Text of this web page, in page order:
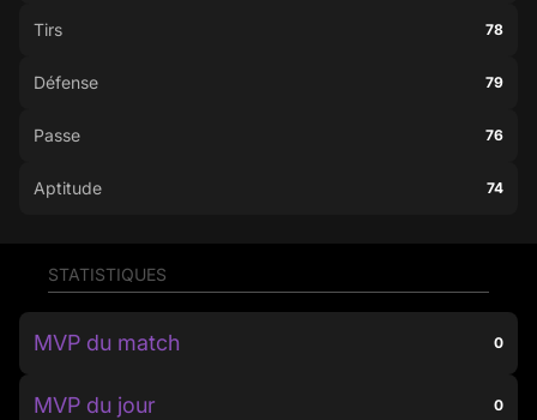
Tirs 78
Défense 79
Passe 76
Aptitude 74
STATISTIQUES
MVP du match 0
MVP du jour 0